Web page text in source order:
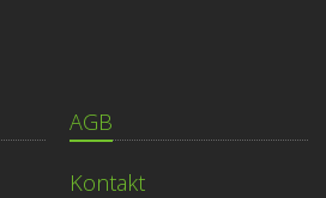
AGB
Kontakt